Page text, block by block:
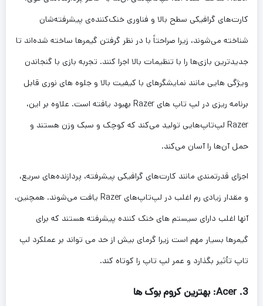
کارت‌های گرافیکی سطح بالا و فناوری خنک‌کننده‌ی پیشرفته‌شان
شناخته می‌شوند، زیرا صراحتاً با در نظر گرفتن گیمرها ساخته شده‌اند تا
جدیدترین بازی‌ها را با تنظیمات بالا اجرا کنند. تجربه بازی با گنجاندن
ویژگی هایی مانند نمایشگرهای با کیفیت بالا و جلوه های نوری قابل
برنامه ریزی در لپ تاپ های Razer بهبود یافته است. علاوه بر این،
Razer لپ‌تاپ‌هایی تولید می‌کند که کوچک و سبک وزن هستند و
حمل آن‌ها را آسان می‌کند.
اجزای قدرتمندی مانند کارت‌های گرافیکی پیشرفته، پردازنده‌های سریع،
و مقدار زیادی رم اغلب در لپ‌تاپ‌های Razer یافت می‌شوند. همچنین،
آنها اغلب دارای سیستم های خنک کننده پیشرفته هستند که برای
گیمرها بسیار مهم است زیرا گرمای بیش از حد می تواند بر عملکرد لپ
تاپ تأثیر بگذارد و عمر لپ تاپ را کوتاه کند.
3. Acer: بهترین کروم بوک ها